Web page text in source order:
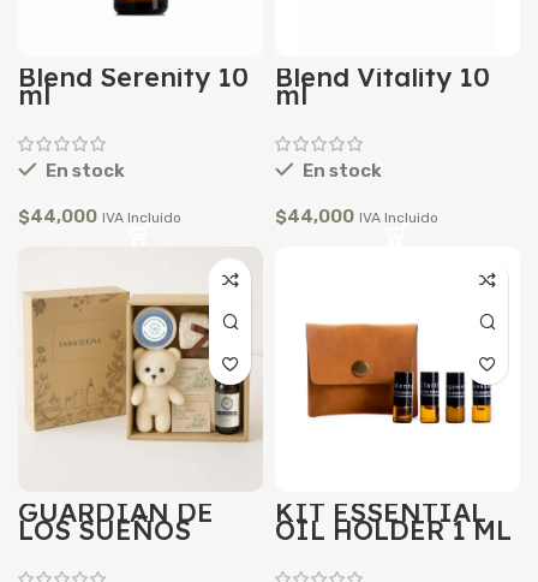
Blend Serenity 10
ml
En stock
$44,000 IVA Incluido
Blend Vitality 10
ml
En stock
$44,000 IVA Incluido
GUARDIÁN DE
LOS SUEÑOS
KIT ESSENTIAL
OIL HOLDER 1 ML